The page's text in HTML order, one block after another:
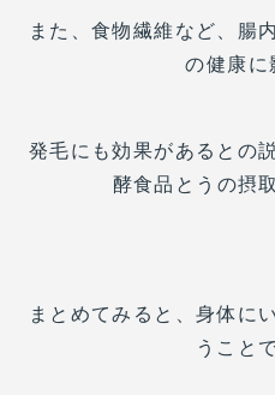
また、食物繊維など、腸
の健康に
発毛にも効果があるとの
酵食品とうの摂
まとめてみると、身体に
うこと